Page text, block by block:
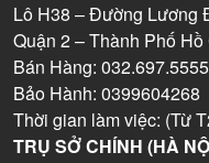
Lô H38 – Đường Lương
Quận 2 – Thành Phố Hồ
Bán Hàng: 032.697.5555
Bảo Hành: 0399604268
Thời gian làm việc: (Từ
TRỤ SỞ CHÍNH (HÀ